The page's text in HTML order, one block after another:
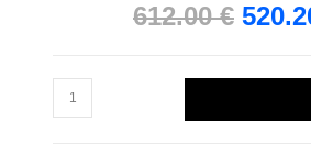
612.00€